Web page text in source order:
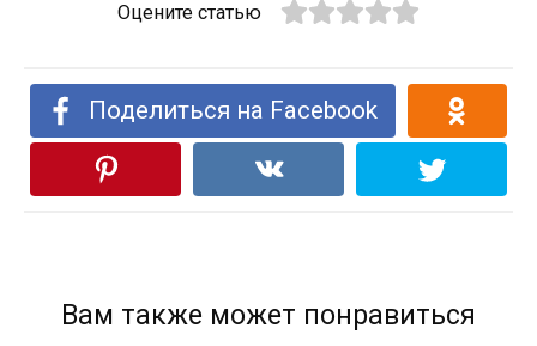
Оцените статью
Поделиться на Facebook
Вам также может понравиться